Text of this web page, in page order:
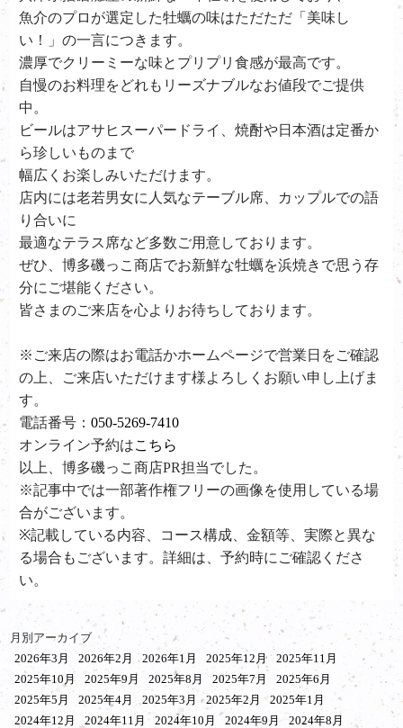
魚介のプロが選定した牡蠣の味はただただ「美味し
い！」の一言につきます。
濃厚でクリーミーな味とプリプリ食感が最高です。
自慢のお料理をどれもリーズナブルなお値段でご提供
中。
ビールはアサヒスーパードライ、焼酎や日本酒は定番か
ら珍しいものまで
幅広くお楽しみいただけます。
店内には老若男女に人気なテーブル席、カップルでの語
り合いに
最適なテラス席など多数ご用意しております。
ぜひ、博多磯っこ商店でお新鮮な牡蠣を浜焼きで思う存
分にご堪能ください。
皆さまのご来店を心よりお待ちしております。
※ご来店の際はお電話かホームページで営業日をご確認
の上、ご来店いただけます様よろしくお願い申し上げま
す。
電話番号：050-5269-7410
オンライン予約はこちら
以上、博多磯っこ商店PR担当でした。
※記事中では一部著作権フリーの画像を使用している場
合がございます。
※記載している内容、コース構成、金額等、実際と異な
る場合もございます。詳細は、予約時にご確認くださ
い。
月別アーカイブ
2026年3月
2026年2月 2026年1月 2025年12月
2025年11月
2025年10月
2025年9月 2025年8月 2025年7月
2025年6月
2025年5月
2025年4月 2025年3月 2025年2月
2025年1月
2024年12月
2024年11月 2024年10月 2024年9月
2024年8月